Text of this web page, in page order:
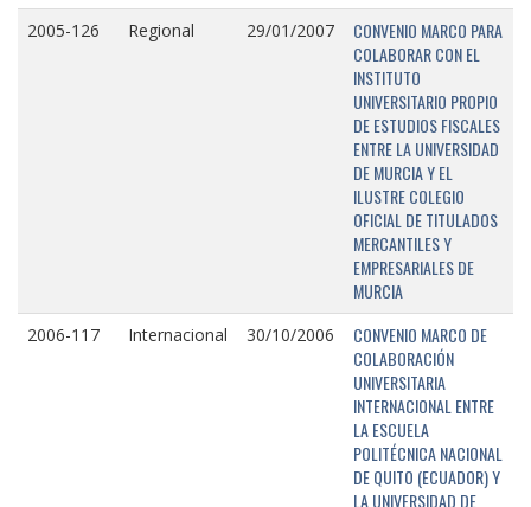
2005-126 Regional 29/01/2007
CONVENIO MARCO PARA
COLABORAR CON EL
INSTITUTO
UNIVERSITARIO PROPIO
DE ESTUDIOS FISCALES
ENTRE LA UNIVERSIDAD
DE MURCIA Y EL
ILUSTRE COLEGIO
OFICIAL DE TITULADOS
MERCANTILES Y
EMPRESARIALES DE
MURCIA
2006-117 Internacional 30/10/2006
CONVENIO MARCO DE
COLABORACIÓN
UNIVERSITARIA
INTERNACIONAL ENTRE
LA ESCUELA
POLITÉCNICA NACIONAL
DE QUITO (ECUADOR) Y
LA UNIVERSIDAD DE